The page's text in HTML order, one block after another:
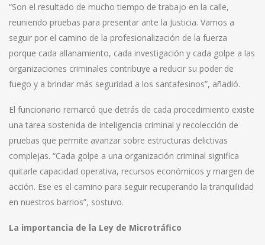
“Son el resultado de mucho tiempo de trabajo en la calle,
reuniendo pruebas para presentar ante la Justicia. Vamos a
seguir por el camino de la profesionalización de la fuerza
porque cada allanamiento, cada investigación y cada golpe a las
organizaciones criminales contribuye a reducir su poder de
fuego y a brindar más seguridad a los santafesinos”, añadió.
El funcionario remarcó que detrás de cada procedimiento existe
una tarea sostenida de inteligencia criminal y recolección de
pruebas que permite avanzar sobre estructuras delictivas
complejas. “Cada golpe a una organización criminal significa
quitarle capacidad operativa, recursos económicos y margen de
acción. Ese es el camino para seguir recuperando la tranquilidad
en nuestros barrios”, sostuvo.
La importancia de la Ley de Microtráfico